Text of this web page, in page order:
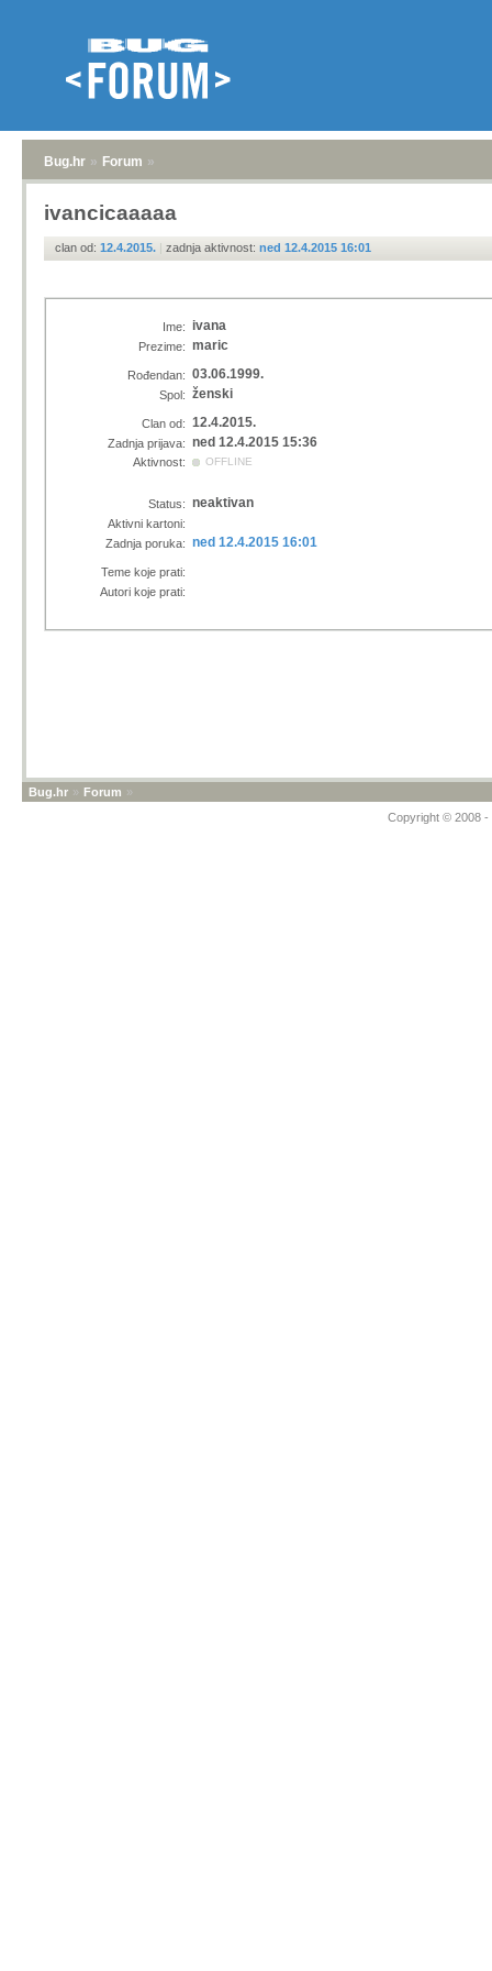
Bug.hr » Forum »
ivancicaaaaa
clan od: 12.4.2015. | zadnja aktivnost: ned 12.4.2015 16:01
Ime: ivana
Prezime: maric
Rođendan: 03.06.1999.
Spol: ženski
Clan od: 12.4.2015.
Zadnja prijava: ned 12.4.2015 15:36
Aktivnost: OFFLINE
Status: neaktivan
Aktivni kartoni:
Zadnja poruka: ned 12.4.2015 16:01
Teme koje prati:
Autori koje prati:
Bug.hr » Forum »
Copyright © 2008 -